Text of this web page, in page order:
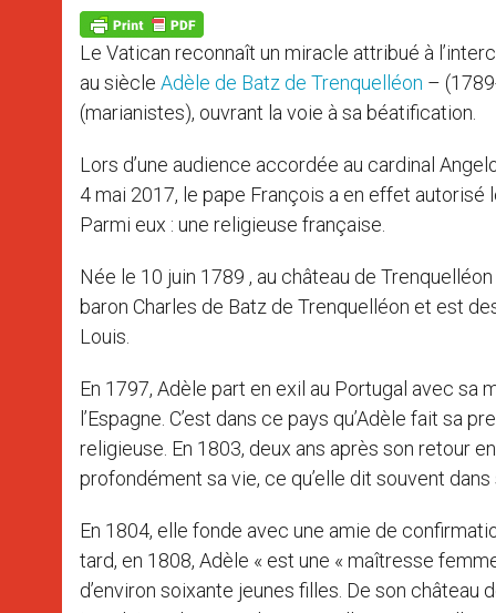
p
p
g
e
r
o
k
Le Vatican reconnaît un miracle attribué à
au siècle Adèle de Batz de Trenquelléon –
(marianistes), ouvrant la voie à sa béatification.
Lors d’une audience accordée au cardinal
4 mai 2017, le pape François a en effet
Parmi eux : une religieuse française.
Née le 10 juin 1789 , au château de
baron Charles de Batz de Trenquelléon et est
Louis.
En 1797, Adèle part en exil au Portugal avec sa
l’Espagne. C’est dans ce pays qu’Adèle fait sa
religieuse. En 1803, deux ans après son retour
profondément sa vie, ce qu’elle dit souvent
En 1804, elle fonde avec une amie de
tard, en 1808, Adèle « est une « maîtresse
d’environ soixante jeunes filles. De son